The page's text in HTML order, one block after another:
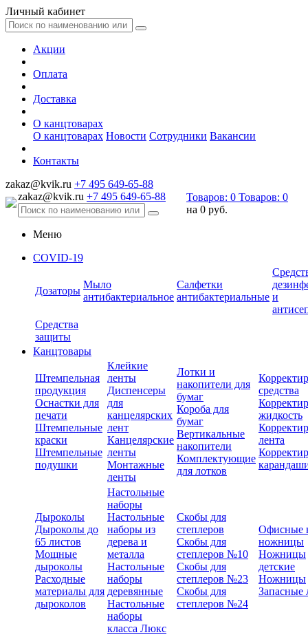
Личный кабинет
Акции
Оплата
Доставка
О канцтоварах
О канцтоварах Новости Сотрудники Вакансии
Контакты
zakaz@kvik.ru +7 495 649-65-88
zakaz@kvik.ru +7 495 649-65-88 Товаров: 0 Товаров: 0
на 0 руб.
Меню
COVID-19
Дозаторы
Мыло
антибактериальное
Салфетки
антибактериальные и
Средства
защиты
Канцтовары
Штемпельная
продукция
Оснастки для
печати
Штемпельные
краски
Штемпельные
подушки
Клейкие
ленты
Диспенсеры
для
канцелярских
лент
Канцелярские
ленты
Монтажные
ленты
Лотки и
накопители для
бумаг
Короба для
бумаг
Вертикальные
накопители
Комплектующие
для лотков
средства
жидкость
лента
Дыроколы
Дыроколы до
65 листов
Мощные
дыроколы
Расходные
материалы для
дыроколов
Настольные
наборы
Настольные
наборы из
дерева и
металла
Настольные
наборы
деревянные
Настольные
наборы
класса Люкс
Скобы для
степлеров
Скобы для
степлеров №10
Скобы для
степлеров №23
Скобы для
степлеров №24
Офисные
ножницы
Ножницы
детские
Ножницы
Запасные